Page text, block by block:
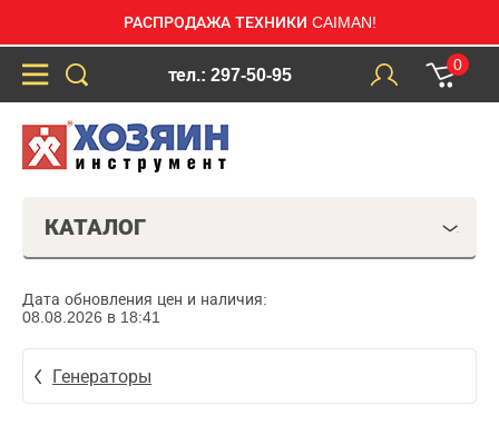
РАСПРОДАЖА ТЕХНИКИ CAIMAN!
тел.: 297-50-95
0
КАТАЛОГ
Дата обновления цен и наличия:
08.08.2026 в 18:41
Генераторы